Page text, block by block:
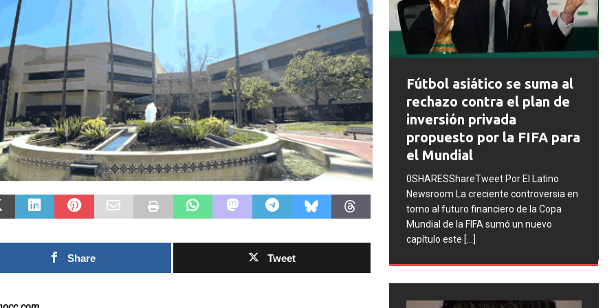
Share Tweet
Las Islas Malvinas y el
deporte: una historia de
identidad, memoria y
pasión nacional
0SHARESShareTweet Por El Latino
Newsroom El deporte ha sido, a lo largo
de la historia, mucho más que una
competencia entre equipos o atletas. En
[...]
Fútbol asiático se suma al
rechazo contra el plan de
inversión privada
propuesto por la FIFA para
el Mundial
0SHARESShareTweet Por El Latino
Newsroom La creciente controversia en
torno al futuro financiero de la Copa
FIFA abre expedientes
disciplinarios contra
Argentina tras los
incidentes en la final del
Mundial 2026
0SHARESShareTweet Por El Latino
Newsroom La FIFA inició una serie de
procesos disciplinarios contra la
Asociación del Fútbol Argentino (AFA),
cuatro integrantes de la selección